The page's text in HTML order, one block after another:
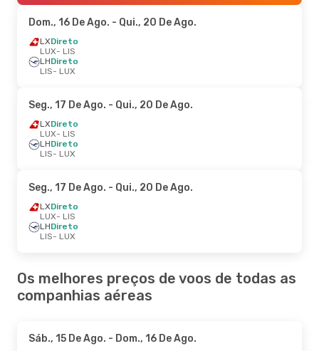
Dom., 16 De Ago. - Qui., 20 De Ago.
LXDireto
LUX- LIS
LHDireto
LIS- LUX
Seg., 17 De Ago. - Qui., 20 De Ago.
LXDireto
LUX- LIS
LHDireto
LIS- LUX
Seg., 17 De Ago. - Qui., 20 De Ago.
LXDireto
LUX- LIS
LHDireto
LIS- LUX
Os melhores preços de voos de todas as
companhias aéreas
Sáb., 15 De Ago. - Dom., 16 De Ago.